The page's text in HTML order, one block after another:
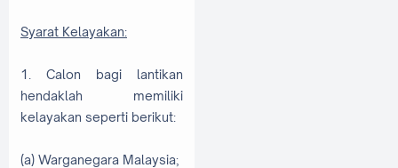
Syarat Kelayakan:
1. Calon bagi lantikan
hendaklah memiliki
kelayakan seperti berikut:
(a) Warganegara Malaysia;